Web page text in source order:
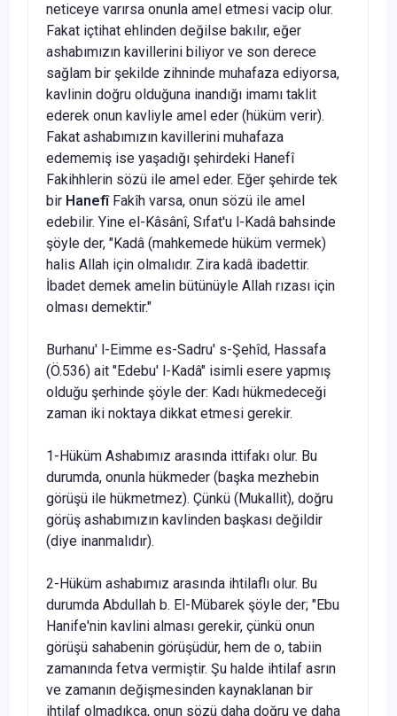
neticeye varırsa onunla amel etmesi vacip olur.
Fakat içtihat ehlin­den değilse bakılır, eğer
ashabımızın kavillerini biliyor ve son derece
sağlam bir şekilde zihninde muhafaza ediyorsa,
kavlinin doğru oldu­ğuna inandığı imamı taklit
ederek onun kavliyle amel eder (hüküm ve­rir).
Fakat ashabımızın kavillerini muhafaza
edememiş ise yaşadığı şe­hirdeki Hanefî
Fakihhlerin sözü ile amel eder. Eğer şehirde tek
bir HanefîFakîh varsa, onun sözü ile amel
edebilir. Yine el-Kâsânî, Sıfat'u l-Kadâ bahsinde
şöyle der, "Kadâ (mahkemede hüküm vermek)
halis Allah için olmalıdır. Zira kadâ ibadettir.
İbadet demek amelin bütünüyle Al­lah rızası için
olması demektir."
Burhanu' l-Eimme es-Sadru' s-Şehîd, Hassafa
(Ö.536) ait "Edebu' l-Kadâ" isimli esere yapmış
olduğu şerhinde şöyle der: Kadı hükmede­ceği
zaman iki noktaya dikkat etmesi gerekir.
1-Hüküm Ashabımız arasında ittifakı olur. Bu
durumda, onunla hükmeder (başka mezhebin
görüşü ile hükmetmez). Çünkü (Mukal­lit), doğru
görüş ashabımızın kavlinden başkası değildir
(diye inan­malıdır).
2-Hüküm ashabımız arasında ihtilaflı olur. Bu
durumda Abdullah b. El-Mübarek şöyle der; "Ebu
Hanife'nin kavlini alması gerekir, çünkü onun
görüşü sahabenin görüşüdür, hem de o, tabiin
zamanında fetva vermiştir. Şu halde ihtilaf asrın
ve zamanın değişmesinden kaynakla­nan bir
ihtilaf olmadıkça, onun sözü daha doğru ve daha